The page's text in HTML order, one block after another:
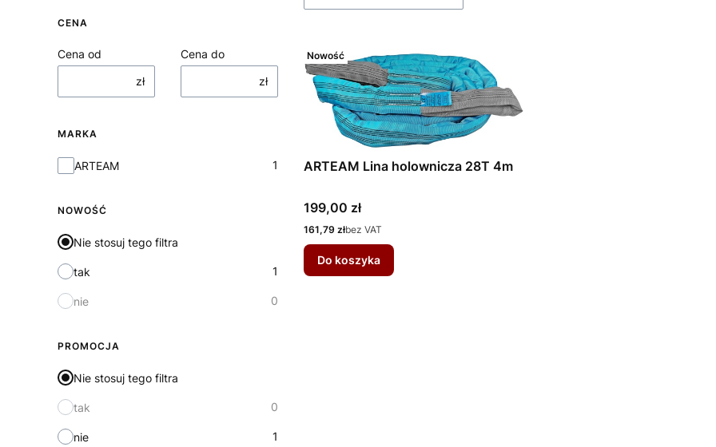
CENA
Cena od
zł
Cena do
zł
MARKA
Marka
ARTEAM 1
NOWOŚĆ
Nie stosuj tego filtra
tak 1
nie 0
PROMOCJA
Nie stosuj tego filtra
tak 0
nie 1
Nowość
ARTEAM Lina holownicza 28T 4m
Cena
199,00 zł
Cena
161,79 złbez VAT
Do koszyka